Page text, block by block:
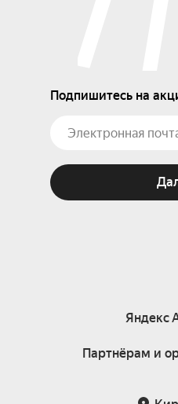
Подпишитесь на
Яндекс
Партнёрам и